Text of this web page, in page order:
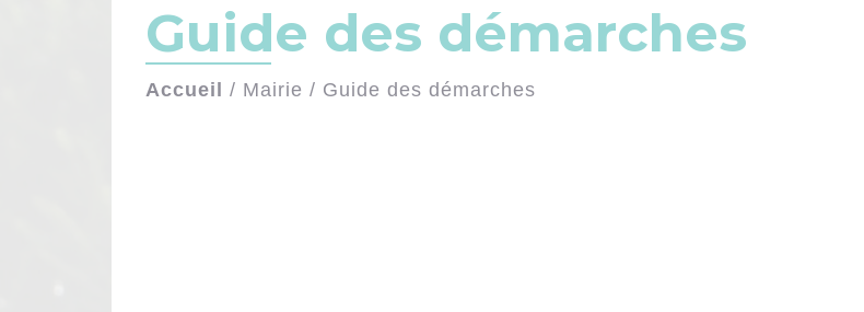
Guide des démarches
Accueil / Mairie / Guide des démarches